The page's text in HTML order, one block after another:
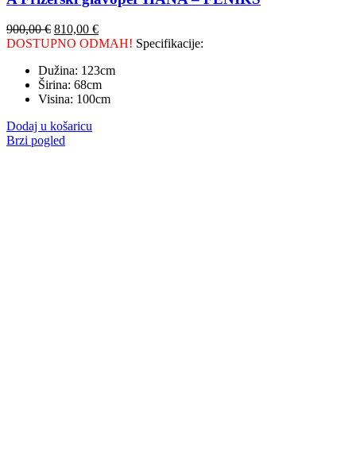
900,00€ 810,00 €
DOSTUPNO ODMAH! Specifikacije:
Dužina: 123cm
Širina: 68cm
Visina: 100cm
Dodaj u košaricu
Brzi pogled